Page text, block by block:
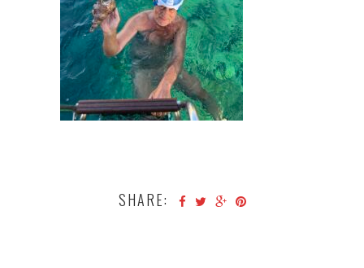
SHARE: